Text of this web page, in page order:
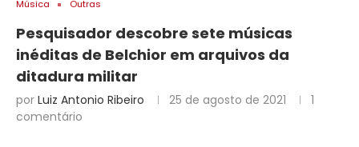
Música Outras
Pesquisador descobre sete músicas
inéditas de Belchior em arquivos da
ditadura militar
por Luiz Antonio Ribeiro 25 de agosto de 2021
1
comentário